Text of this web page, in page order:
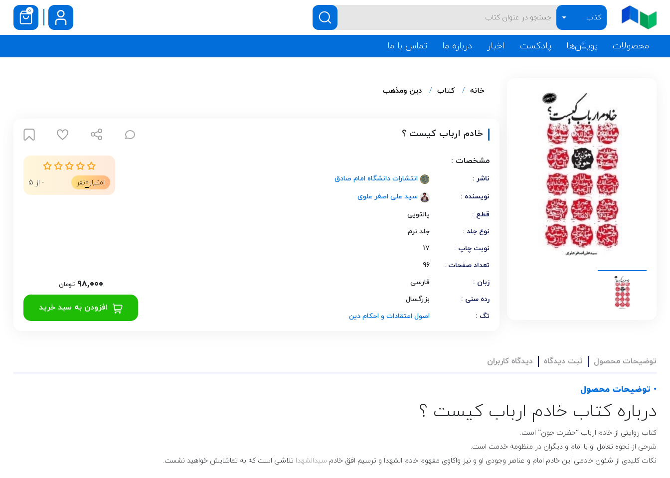
کتاب
0
محصولات پویش‌ها پادکست اخبار درباره ما تماس با ما
خانه کتاب دین ومذهب
خادم ارباب کیست ؟
مشخصات :
ناشر :
انتشارات دانشگاه امام صادق
نویسنده :
سید علی اصغر علوی
قطع :
پالتویی
نوع جلد :
جلد نرم
نوبت چاپ :
17
تعداد صفحات :
96
زبان :
فارسی
رده سنی :
بزرگسال
تگ :
اصول اعتقادات و احکام دین
امتیاز 0نفر - از 5
98,000 تومان
افزودن به سبد خرید
توضیحات محصول ثبت دیدگاه دیدگاه کاربران
• توضیحات محصول
درباره کتاب خادم ارباب کیست ؟
کتاب روایتی از خادم ارباب “حضرت جون” است.
شرحی از نحوه تعامل او با امام و دیگران در منظومه خدمت است.
نکات کلیدی از شئون خادمی این خادم امام و عناصر وجودی او و نیز واکاوی مفهوم خادم الشهدا و ترسیم افق خادم سیدالشهدا تلاشی است که به تماشایش خواهید نشست.